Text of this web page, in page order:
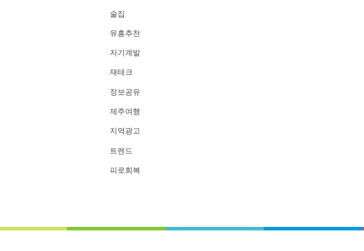
술집
유흥추천
자기계발
재테크
정보공유
제주여행
지역광고
트렌드
피로회복